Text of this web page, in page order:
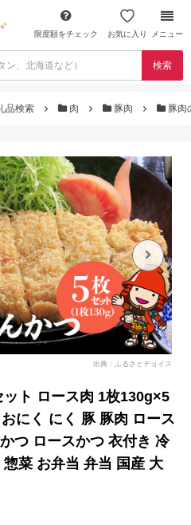
限度額をチェック お気に入り メニュー
検索
品検索 肉 豚肉 豚肉
出典：ふるさとチョイス
ト ロース肉 1枚130g×5
にく にく 豚 豚肉 ロース
つ ロースかつ 衣付き 冷
菜 お弁当 弁当 国産 大